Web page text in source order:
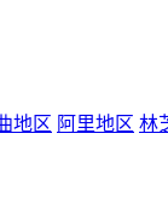
地区 阿里地区 林